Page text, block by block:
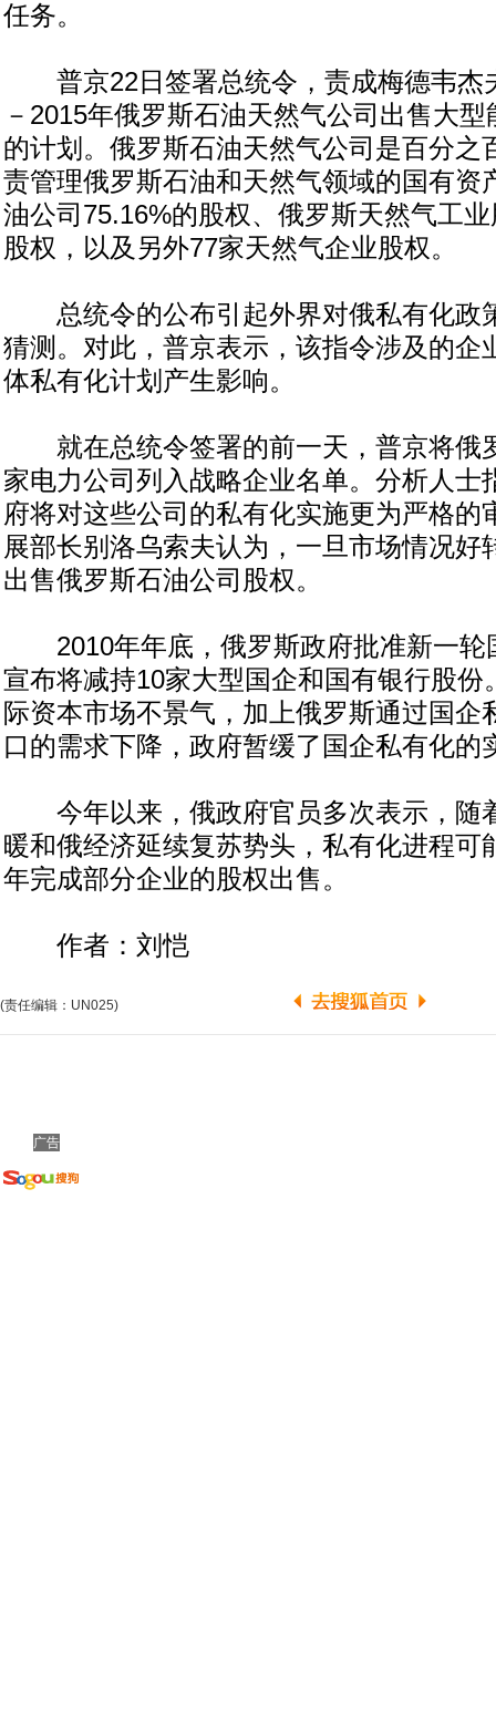
任务。
普京22日签署总统令，责成梅德韦杰
－2015年俄罗斯石油天然气公司出售大
的计划。俄罗斯石油天然气公司是百分之
责管理俄罗斯石油和天然气领域的国有资
油公司75.16%的股权、俄罗斯天然气工
股权，以及另外77家天然气企业股权。
总统令的公布引起外界对俄私有化政
猜测。对此，普京表示，该指令涉及的企
体私有化计划产生影响。
就在总统令签署的前一天，普京将俄
家电力公司列入战略企业名单。分析人士
府将对这些公司的私有化实施更为严格的
展部长别洛乌索夫认为，一旦市场情况好
出售俄罗斯石油公司股权。
2010年年底，俄罗斯政府批准新一轮
宣布将减持10家大型国企和国有银行股份
际资本市场不景气，加上俄罗斯通过国企
口的需求下降，政府暂缓了国企私有化的
今年以来，俄政府官员多次表示，随
暖和俄经济延续复苏势头，私有化进程可
年完成部分企业的股权出售。
作者：刘恺
(责任编辑：UN025)
广告